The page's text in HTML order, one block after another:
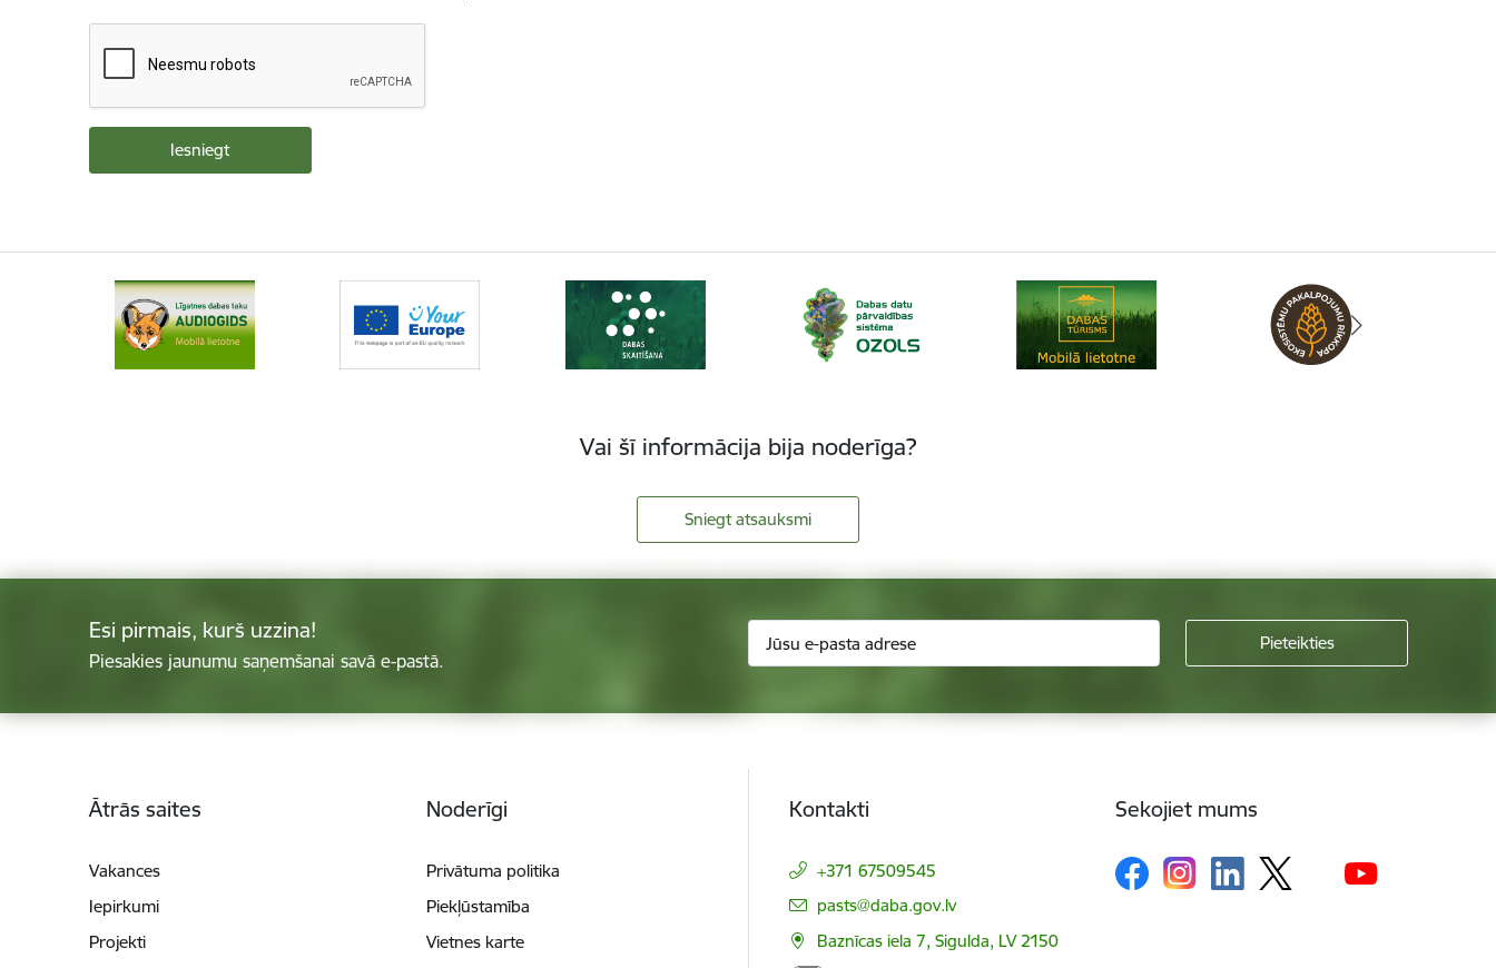
Vai šī informācija bija noderīga?
Sniegt atsauksmi
Esi pirmais, kurš uzzina!
Piesakies jaunumu saņemšanai savā e-pastā.
Ātrās saites
Vakances
Iepirkumi
Projekti
Noderīgi
Privātuma politika
Piekļūstamība
Vietnes karte
Kontakti
+371 67509545
E-pasts:
pasts@daba.gov.lv
Baznīcas iela 7, Sigulda, LV 2150
Sekojiet mums